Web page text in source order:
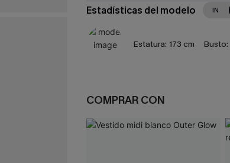
Estadísticas del modelo IN
Estatura: 173 cm Busto:
COMPRAR CON